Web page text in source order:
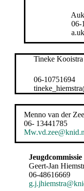
Aukje
06-
Tineke Kooistra
06-10751694
Menno van der Zee
06- 13441785
Jeugdcommissie
Geert-Jan
06-48616669